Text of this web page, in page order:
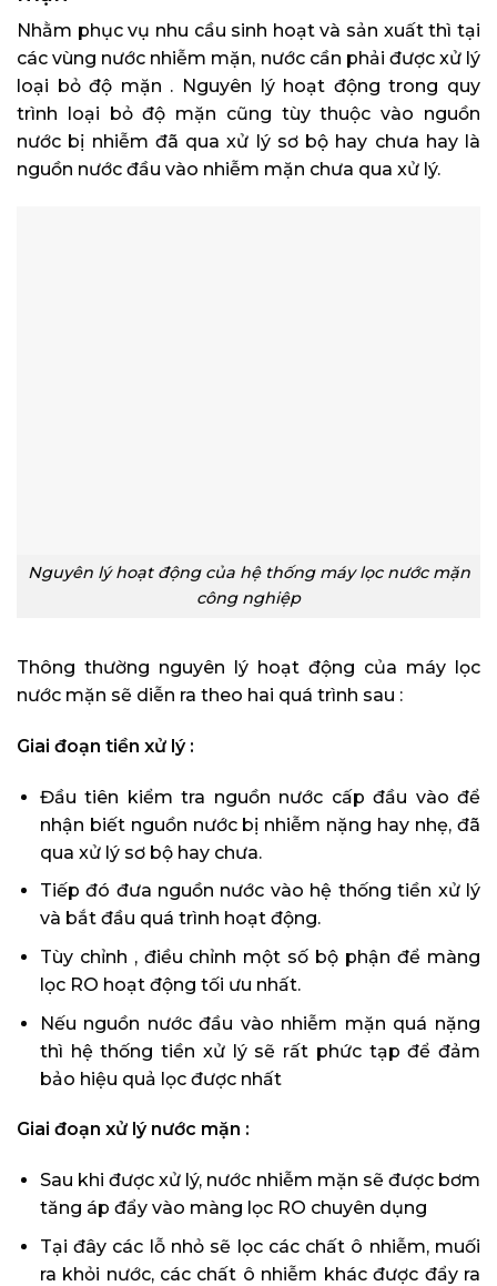
Nhằm phục vụ nhu cầu sinh hoạt và sản xuất thì tại
các vùng nước nhiễm mặn, nước cần phải được xử lý
loại bỏ độ mặn . Nguyên lý hoạt động trong quy
trình loại bỏ độ mặn cũng tùy thuộc vào nguồn
nước bị nhiễm đã qua xử lý sơ bộ hay chưa hay là
nguồn nước đầu vào nhiễm mặn chưa qua xử lý.
Nguyên lý hoạt động của hệ thống máy lọc nước mặn
công nghiệp
Thông thường nguyên lý hoạt động của máy lọc
nước mặn sẽ diễn ra theo hai quá trình sau :
Giai đoạn tiền xử lý :
Đầu tiên kiểm tra nguồn nước cấp đầu vào để
nhận biết nguồn nước bị nhiễm nặng hay nhẹ, đã
qua xử lý sơ bộ hay chưa.
Tiếp đó đưa nguồn nước vào hệ thống tiền xử lý
và bắt đầu quá trình hoạt động.
Tùy chỉnh , điều chỉnh một số bộ phận để màng
lọc RO hoạt động tối ưu nhất.
Nếu nguồn nước đầu vào nhiễm mặn quá nặng
thì hệ thống tiền xử lý sẽ rất phức tạp để đảm
bảo hiệu quả lọc được nhất
Giai đoạn xử lý nước mặn :
Sau khi được xử lý, nước nhiễm mặn sẽ được bơm
tăng áp đẩy vào màng lọc RO chuyên dụng
Tại đây các lỗ nhỏ sẽ lọc các chất ô nhiễm, muối
ra khỏi nước, các chất ô nhiễm khác được đẩy ra